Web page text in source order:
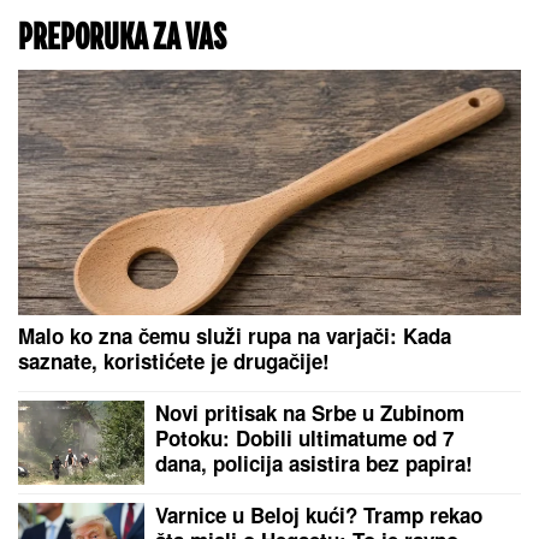
PLANIRAO UBISTVO,
POMAGALA MU MAJKA?
Optužnica protiv Koste
M. (20) i Olgice M. (50) iz
Beograda